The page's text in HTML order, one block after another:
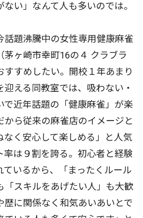
い」なんて人も多いのでは。
題沸騰中の女性専用健康麻雀
茅ヶ崎市幸町16の４ クラブラ
すすめしたい。開校１年あまり
える同教室では、吸わない・
で近年話題の「健康麻雀」が楽
から従来の麻雀店のイメージと
なく安心して楽しめる」と人気
率は９割を誇る。初心者と経験
ているから、「まったくルール
「スキルをあげたい人」も大歓
歴に関係なく和気あいあいとで